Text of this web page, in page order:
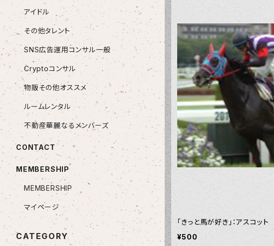
「きっと馬が好き」：アスコット
¥500
アイドル
その他タレント
SNS広告運用コンサル一般
Cryptoコンサル
物販その他オススメ
ルームレンタル
不動産華麗なるメンバーズ
CONTACT
MEMBERSHIP
MEMBERSHIP
マイページ
CATEGORY